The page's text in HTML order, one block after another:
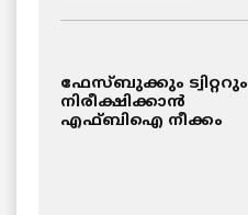
ഫേസ്ബുക്കും ട്വിറ്ററും
നിരീക്ഷിക്കാന്‍
എഫ്ബിഐ നീക്കം